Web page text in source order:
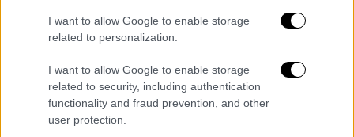
I want to allow Google to enable storage
related to personalization.
I want to allow Google to enable storage
related to security, including authentication
functionality and fraud prevention, and other
user protection.
φορτώσουνκαι τους θανάτους των άλλων
παιδιών».
Όπως είχε μεταδώσει το OPEN τη Δευτέρα,
η Ρούλα Πισπιρίγκουπρόκειται να
αμφισβητήσει το πόρισμα